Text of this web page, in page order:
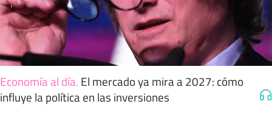
Economía al día. El mercado ya mira a 2027: cómo
influye la política en las inversiones